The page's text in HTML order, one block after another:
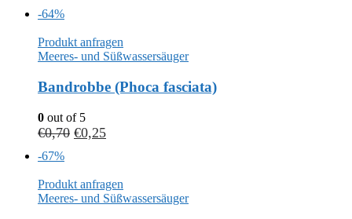
-64%
Produkt anfragen
Meeres- und Süßwassersäuger
Bandrobbe (Phoca fasciata)
0 out of 5
€0,70 €0,25
-67%
Produkt anfragen
Meeres- und Süßwassersäuger